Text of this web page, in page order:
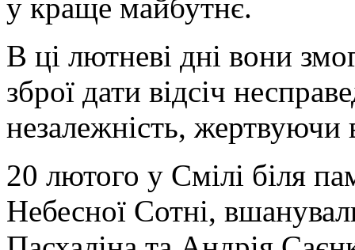
у краще майбутнє.
В ці лютневі дні вони
зброї дати відсіч
незалежність,
20 лютого у Смілі біля
Небесної Сотні,